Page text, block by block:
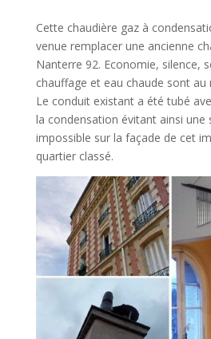
Cette chaudière gaz à
venue remplacer une ancienne
Nanterre 92. Economie, silence,
chauffage et eau chaude sont au
Le conduit existant a été tubé
la condensation évitant ainsi une
impossible sur la façade de cet
quartier classé.